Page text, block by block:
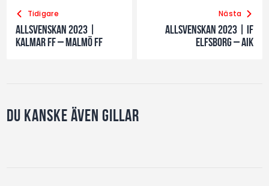
Tidigare
Allsvenskan 2023 |
Kalmar FF – Malmö FF
Nästa
Allsvenskan 2023 | IF
Elfsborg – AIK
Du kanske även gillar